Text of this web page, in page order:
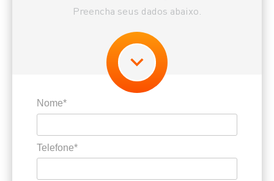
Preencha seus dados abaixo.
Nome*
Telefone*